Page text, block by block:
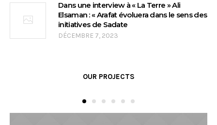
Dans une interview à « La Terre » Ali
Elsaman : « Arafat évoluera dans le sens des
initiatives de Sadate
DÉCEMBRE 7, 2023
OUR PROJECTS